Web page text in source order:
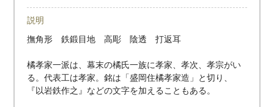
説明
撫角形 鉄鍛目地 高彫 陰透 打返耳
橘孝家一派は、幕末の橘氏一族に孝家、孝次、孝宗がい
る。代表工は孝家。銘は「盛岡住橘孝家造」と切り、
『以岩鉄作之』などの文字を加えることもある。